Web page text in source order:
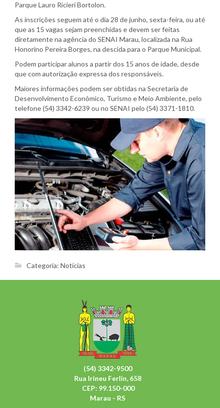
Parque Lauro Ricieri Bortolon.
As inscrições seguem até o dia 28 de junho, sexta-feira, ou até
que as 15 vagas sejam preenchidas e devem ser feitas
diretamente na agência do SENAI Marau, localizada na Rua
Honorino Pereira Borges, na descida para o Parque Municipal.
Podem participar alunos a partir dos 15 anos de idade, desde
que com autorização expressa dos responsáveis.
Maiores informações podem ser obtidas na Secretaria de
Desenvolvimento Econômico, Turismo e Meio Ambiente, pelo
telefone (54) 3342-6239 ou no SENAI pelo (54) 3371-1810.
Categoria: Notícias
(54) 3342-9500
Rua Irineu Ferlin, 658
CEP: 99.150-000
Marau - RS